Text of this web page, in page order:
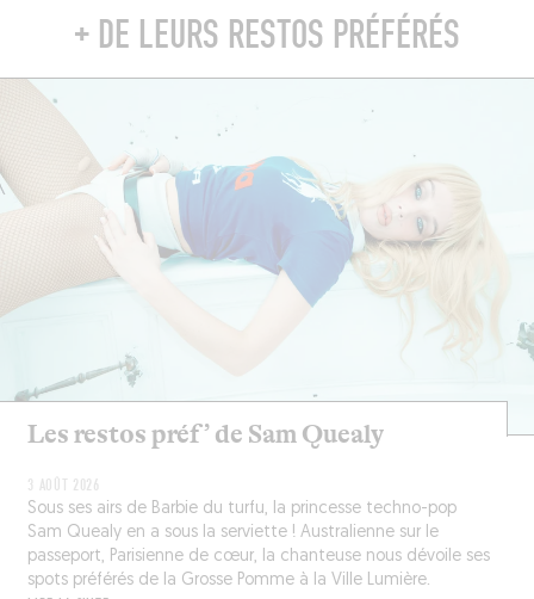
+ DE LEURS RESTOS PRÉFÉRÉS
Les restos préf’ de Sam Quealy
3 AOÛT 2026
Sous ses airs de Barbie du turfu, la princesse techno-pop
Sam Quealy en a sous la serviette ! Australienne sur le
passeport, Parisienne de cœur, la chanteuse nous dévoile ses
spots préférés de la Grosse Pomme à la Ville Lumière.